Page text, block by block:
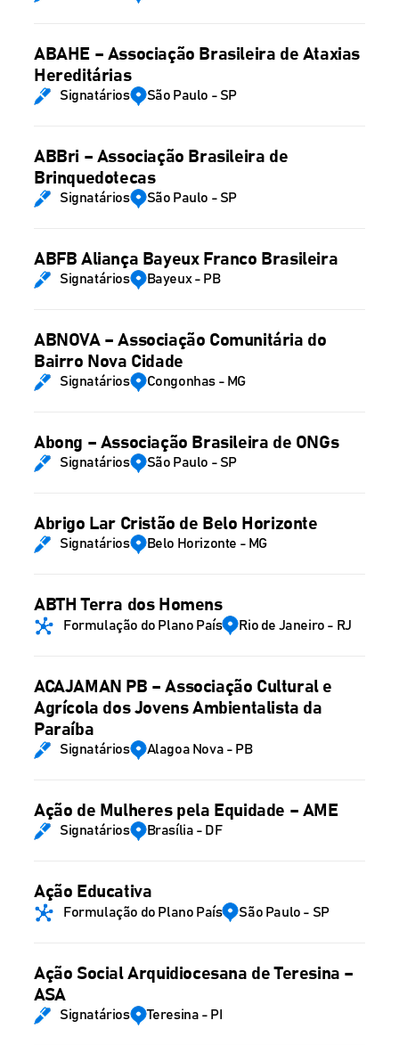
ABAHE – Associação Brasileira de Ataxias
Hereditárias
Signatários São Paulo - SP
ABBri – Associação Brasileira de
Brinquedotecas
Signatários São Paulo - SP
ABFB Aliança Bayeux Franco Brasileira
Signatários Bayeux - PB
ABNOVA – Associação Comunitária do
Bairro Nova Cidade
Signatários Congonhas - MG
Abong – Associação Brasileira de ONGs
Signatários São Paulo - SP
Abrigo Lar Cristão de Belo Horizonte
Signatários Belo Horizonte - MG
ABTH Terra dos Homens
Formulação do Plano País Rio de Janeiro - RJ
ACAJAMAN PB – Associação Cultural e
Agrícola dos Jovens Ambientalista da
Paraíba
Signatários Alagoa Nova - PB
Ação de Mulheres pela Equidade – AME
Signatários Brasília - DF
Ação Educativa
Formulação do Plano País São Paulo - SP
Ação Social Arquidiocesana de Teresina –
ASA
Signatários Teresina - PI